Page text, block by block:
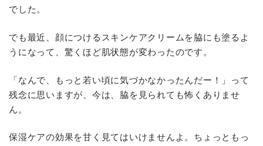
でした。
でも最近、顔につけるスキンケアクリームを脇にも塗るよ
うになって、驚くほど肌状態が変わったのです。
「なんで、もっと若い頃に気づかなかったんだー！」って
残念に思いますが、今は、脇を見られても怖くありませ
ん。
保湿ケアの効果を甘く見てはいけませんよ。ちょっともっ